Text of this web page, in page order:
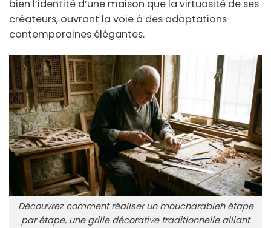
bien l’identité d’une maison que la virtuosité de ses
créateurs, ouvrant la voie à des adaptations
contemporaines élégantes.
Découvrez comment réaliser un moucharabieh étape
par étape, une grille décorative traditionnelle alliant